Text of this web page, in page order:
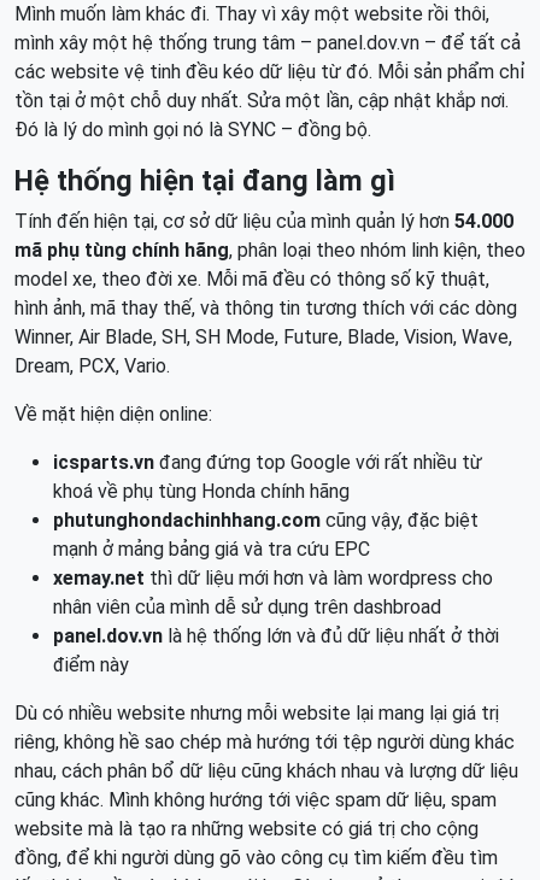
Mình muốn làm khác đi. Thay vì xây một website rồi thôi,
mình xây một hệ thống trung tâm – panel.dov.vn – để tất cả
các website vệ tinh đều kéo dữ liệu từ đó. Mỗi sản phẩm chỉ
tồn tại ở một chỗ duy nhất. Sửa một lần, cập nhật khắp nơi.
Đó là lý do mình gọi nó là SYNC – đồng bộ.
Hệ thống hiện tại đang làm gì
Tính đến hiện tại, cơ sở dữ liệu của mình quản lý hơn 54.000
mã phụ tùng chính hãng, phân loại theo nhóm linh kiện, theo
model xe, theo đời xe. Mỗi mã đều có thông số kỹ thuật,
hình ảnh, mã thay thế, và thông tin tương thích với các dòng
Winner, Air Blade, SH, SH Mode, Future, Blade, Vision, Wave,
Dream, PCX, Vario.
Về mặt hiện diện online:
icsparts.vn đang đứng top Google với rất nhiều từ
khoá về phụ tùng Honda chính hãng
phutunghondachinhhang.com cũng vậy, đặc biệt
mạnh ở mảng bảng giá và tra cứu EPC
xemay.net thì dữ liệu mới hơn và làm wordpress cho
nhân viên của mình dễ sử dụng trên dashbroad
panel.dov.vn là hệ thống lớn và đủ dữ liệu nhất ở thời
điểm này
Dù có nhiều website nhưng mỗi website lại mang lại giá trị
riêng, không hề sao chép mà hướng tới tệp người dùng khác
nhau, cách phân bổ dữ liệu cũng khách nhau và lượng dữ liệu
cũng khác. Mình không hướng tới việc spam dữ liệu, spam
website mà là tạo ra những website có giá trị cho cộng
đồng, để khi người dùng gõ vào công cụ tìm kiếm đều tìm